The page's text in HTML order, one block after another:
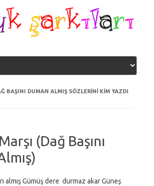
BAŞINI DUMAN ALMIŞ SÖZLERINI KIM YAZDI
(Dağ Başını
almış Gümüş dere durmaz akar Güneş